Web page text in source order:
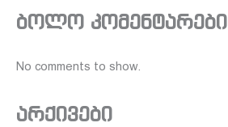
ბოლო კომენტარები
No comments to show.
არქივები